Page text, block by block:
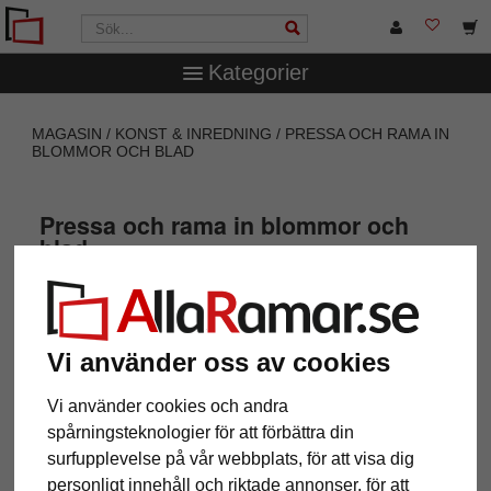
Vi använder oss av cookies
Vi använder cookies och andra
spårningsteknologier för att förbättra din
surfupplevelse på vår webbplats, för att visa dig
personligt innehåll och riktade annonser, för att
Kategorier
MAGASIN KONST & INREDNING
PRESSA OCH RAMA IN
BLOMMOR OCH BLAD
Pressa och rama in blommor och
blad
Vad är ett herbarium?
Vill du torka och bevara fina blommor och växter? En
sådansamling av naturenssköna gröna kallas för